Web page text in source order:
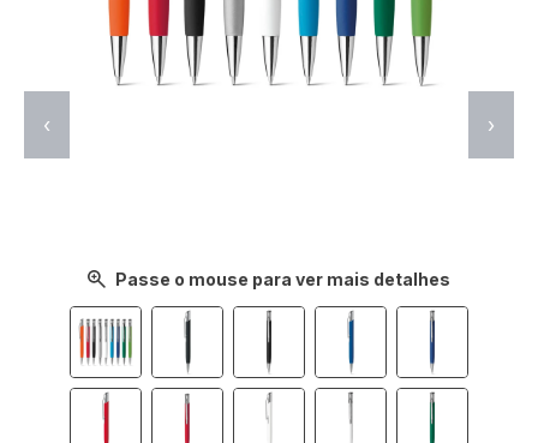
Passe o mouse para ver mais detalhes
‹ ›